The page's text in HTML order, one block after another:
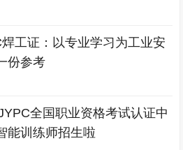
工证：以专业学习为工业安
份参考
全国职业资格考试认证中
能训练师招生啦